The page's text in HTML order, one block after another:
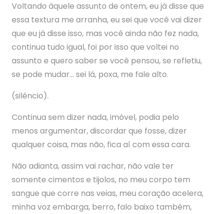
Voltando àquele assunto de ontem, eu já disse que
essa textura me arranha, eu sei que você vai dizer
que eu já disse isso, mas você ainda não fez nada,
continua tudo igual, foi por isso que voltei no
assunto e quero saber se você pensou, se refletiu,
se pode mudar… sei lá, poxa, me fale alto.
(silêncio).
Continua sem dizer nada, imóvel, podia pelo
menos argumentar, discordar que fosse, dizer
qualquer coisa, mas não, fica aí com essa cara.
Não adianta, assim vai rachar, não vale ter
somente cimentos e tijolos, no meu corpo tem
sangue que corre nas veias, meu coração acelera,
minha voz embarga, berro, falo baixo também,